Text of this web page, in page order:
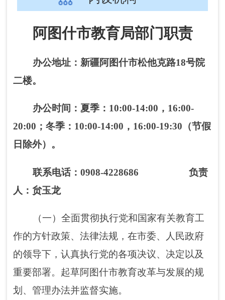
20:00；冬季：10:00-14:00，16:00-19:30（节假
人：贠玉龙
（一）全面贯彻执行党和国家有关教育工
的领导下，认真执行党的各项决议、决定以及
重要部署。起草阿图什市教育改革与发展的规
划、管理办法并监督实施。
（二）负责全市义务教育的统筹指导和协
平 。指导幼儿教育、基础教育、特殊教育、继
续教育和成人教育等工作。
（三）统筹全市教师队伍人才建设工作。
负责教师招聘、培养培训的规划和组织实施工
免费师范生分配及管理工作。